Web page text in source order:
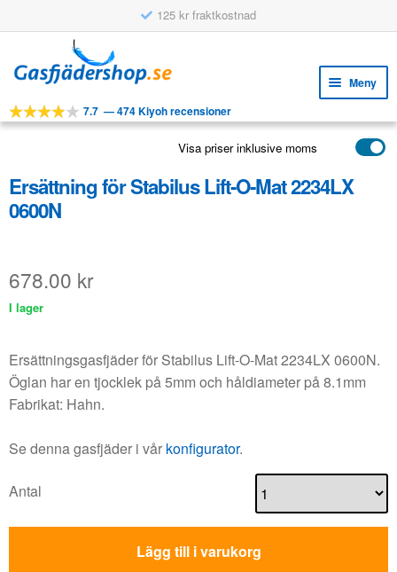
125 kr fraktkostnad
till
navigering
till
innehåll
Meny
VERKTYG
APPLIKATIONER
KUNDSERVICE
7.7 —474 Kiyoh recensioner
Visa priser inklusive moms
Ersättning för Stabilus Lift-O-Mat 2234LX
0600N
678.00 kr
I lager
Ersättningsgasfjäder för Stabilus Lift-O-Mat 2234LX 0600N.
Öglan har en tjocklek på 5mm och håldiameter på 8.1mm
Fabrikat: Hahn.
Se denna gasfjäder i vår konfigurator.
Antal
Lägg till i varukorg